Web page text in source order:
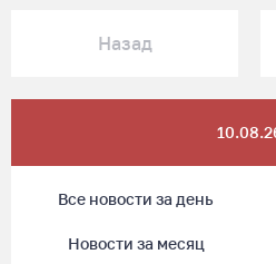
Назад
Все новости за день
Новости за месяц